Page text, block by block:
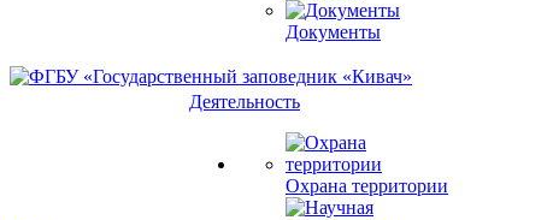
Документы
Деятельность
Охрана территории